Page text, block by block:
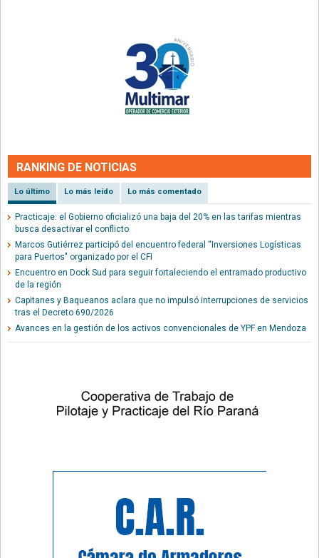
RANKING DE NOTICIAS
Lo último Lo más leído Lo más comentado
Practicaje: el Gobierno oficializó una baja del 20% en las tarifas mientras
busca desactivar el conflicto
Marcos Gutiérrez participó del encuentro federal “Inversiones Logísticas
para Puertos" organizado por el CFI
Encuentro en Dock Sud para seguir fortaleciendo el entramado productivo
de la región
Capitanes y Baqueanos aclara que no impulsó interrupciones de servicios
tras el Decreto 690/2026
Avances en la gestión de los activos convencionales de YPF en Mendoza